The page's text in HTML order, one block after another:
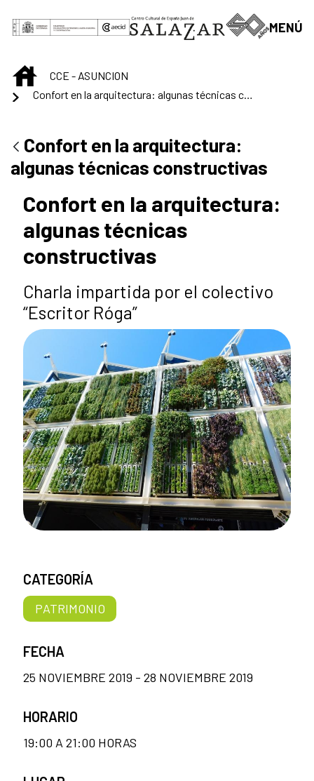
Saltar al contenido principal
MENÚ
INICIOCCE - ASUNCION
Confort en la arquitectura: algunas técnicas constructivas
Confort en la arquitectura:
algunas técnicas constructivas
Confort en la arquitectura:
algunas técnicas
constructivas
Charla impartida por el colectivo
“Escritor Róga”
CATEGORÍA
PATRIMONIO
FECHA
25 NOVIEMBRE 2019 - 28 NOVIEMBRE 2019
HORARIO
19:00 A 21:00 HORAS